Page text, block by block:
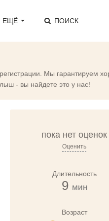
ЕЩЁ ПОИСК
Мы гарантируем
- вы найдете это у нас!
пока нет оценок
Оценить
Длительность
9 мин
Возраст